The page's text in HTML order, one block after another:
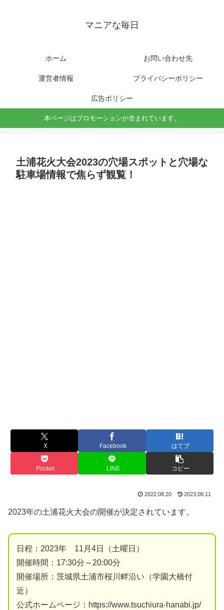
マニアな毎日
ホーム お問い合わせ先
運営者情報 プライバシーポリシー
広告ポリシー
本ページはプロモーションが含まれています。
土浦花火大会2023の穴場スポットと穴場な
駐車場情報で焦らず観覧！
X Facebook はてブ
Pocket LINE コピー
2022.08.20 2023.08.11
2023年の土浦花火大会の開催が決定されています。
日程：2023年 11月4日（土曜日）
開催時間：17:30分～20:00分
開催場所：茨城県土浦市桜川畔沿い（学園大橋付
近）
公式ホームページ：https://www.tsuchiura-hanabi.jp/